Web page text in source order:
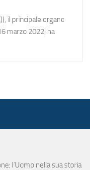
il principale organo
marzo 2022, ha
l’Uomo nella sua storia